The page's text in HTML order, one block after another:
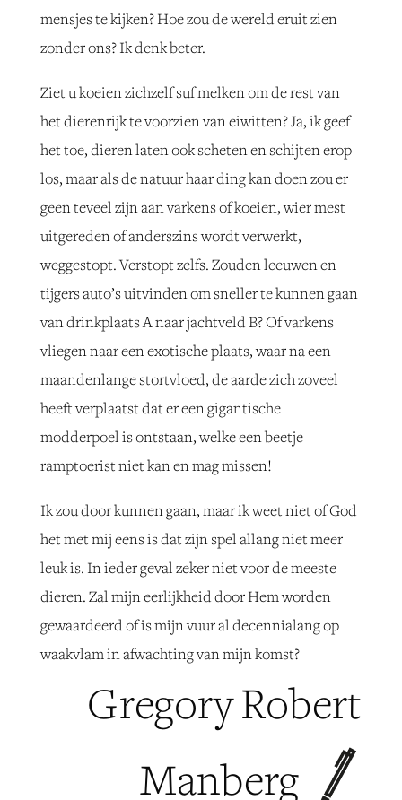
mensjes te kijken? Hoe zou de wereld eruit zien
zonder ons? Ik denk beter.
Ziet u koeien zichzelf suf melken om de rest van
het dierenrijk te voorzien van eiwitten? Ja, ik geef
het toe, dieren laten ook scheten en schijten erop
los, maar als de natuur haar ding kan doen zou er
geen teveel zijn aan varkens of koeien, wier mest
uitgereden of anderszins wordt verwerkt,
weggestopt. Verstopt zelfs. Zouden leeuwen en
tijgers auto’s uitvinden om sneller te kunnen gaan
van drinkplaats A naar jachtveld B? Of varkens
vliegen naar een exotische plaats, waar na een
maandenlange stortvloed, de aarde zich zoveel
heeft verplaatst dat er een gigantische
modderpoel is ontstaan, welke een beetje
ramptoerist niet kan en mag missen!
Ik zou door kunnen gaan, maar ik weet niet of God
het met mij eens is dat zijn spel allang niet meer
leuk is. In ieder geval zeker niet voor de meeste
dieren. Zal mijn eerlijkheid door Hem worden
gewaardeerd of is mijn vuur al decennialang op
waakvlam in afwachting van mijn komst?
Gregory Robert
Manberg